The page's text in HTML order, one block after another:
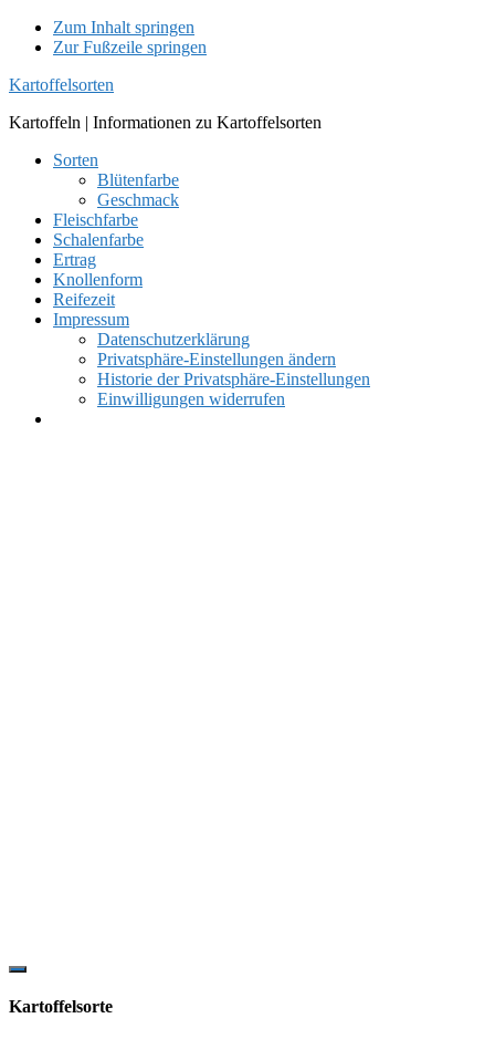
Zum Inhalt springen
Zur Fußzeile springen
Kartoffelsorten
Kartoffeln | Informationen zu Kartoffelsorten
Sorten
Blütenfarbe
Geschmack
Fleischfarbe
Schalenfarbe
Ertrag
Knollenform
Reifezeit
Impressum
Datenschutzerklärung
Privatsphäre-Einstellungen ändern
Historie der Privatsphäre-Einstellungen
Einwilligungen widerrufen
Show
Content
Kartoffelsorte